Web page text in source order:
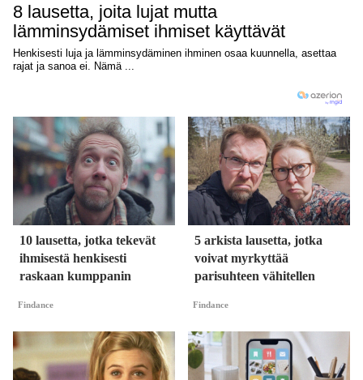
10 lausetta, jotka tekevät
ihmisestä henkisesti
raskaan kumppanin
Findance
5 arkista lausetta, jotka
voivat myrkyttää
parisuhteen vähitellen
Findance